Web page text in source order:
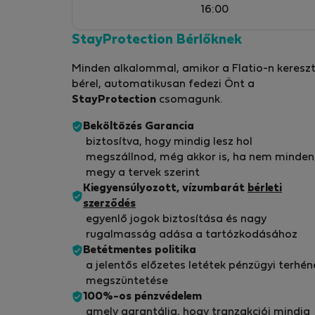
16:00
StayProtection Bérlőknek
Minden alkalommal, amikor a Flatio-n
bérel, automatikusan fedezi Önt a
StayProtection csomagunk.
Beköltözés Garancia
biztosítva, hogy mindig lesz hol
megszállnod, még akkor is, ha nem minden
megy a tervek szerint
Kiegyensúlyozott, vízumbarát bérleti
szerződés
egyenlő jogok biztosítása és nagy
rugalmasság adása a tartózkodásához
Betétmentes politika
a jelentős előzetes letétek pénzügyi
megszüntetése
100%-os pénzvédelem
amely garantálja, hogy tranzakciói mindig